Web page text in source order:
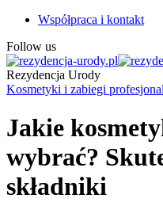
Współpraca i kontakt
Follow us
Rezydencja Urody
Kosmetyki i zabiegi
Jakie
wybrać?
składniki